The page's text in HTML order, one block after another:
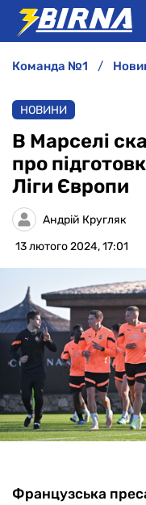
АНАЛІТИКА
ІНТЕРВ'Ю
РІЗНЕ
команда №1
НОВИНИ
В Марселі
про
Ліги Європи
Андрій Кругляк
13 лютого 2024, 17:01
Французська